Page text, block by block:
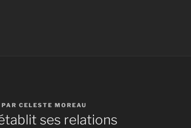
PAR CELESTE MOREAU
ses relations